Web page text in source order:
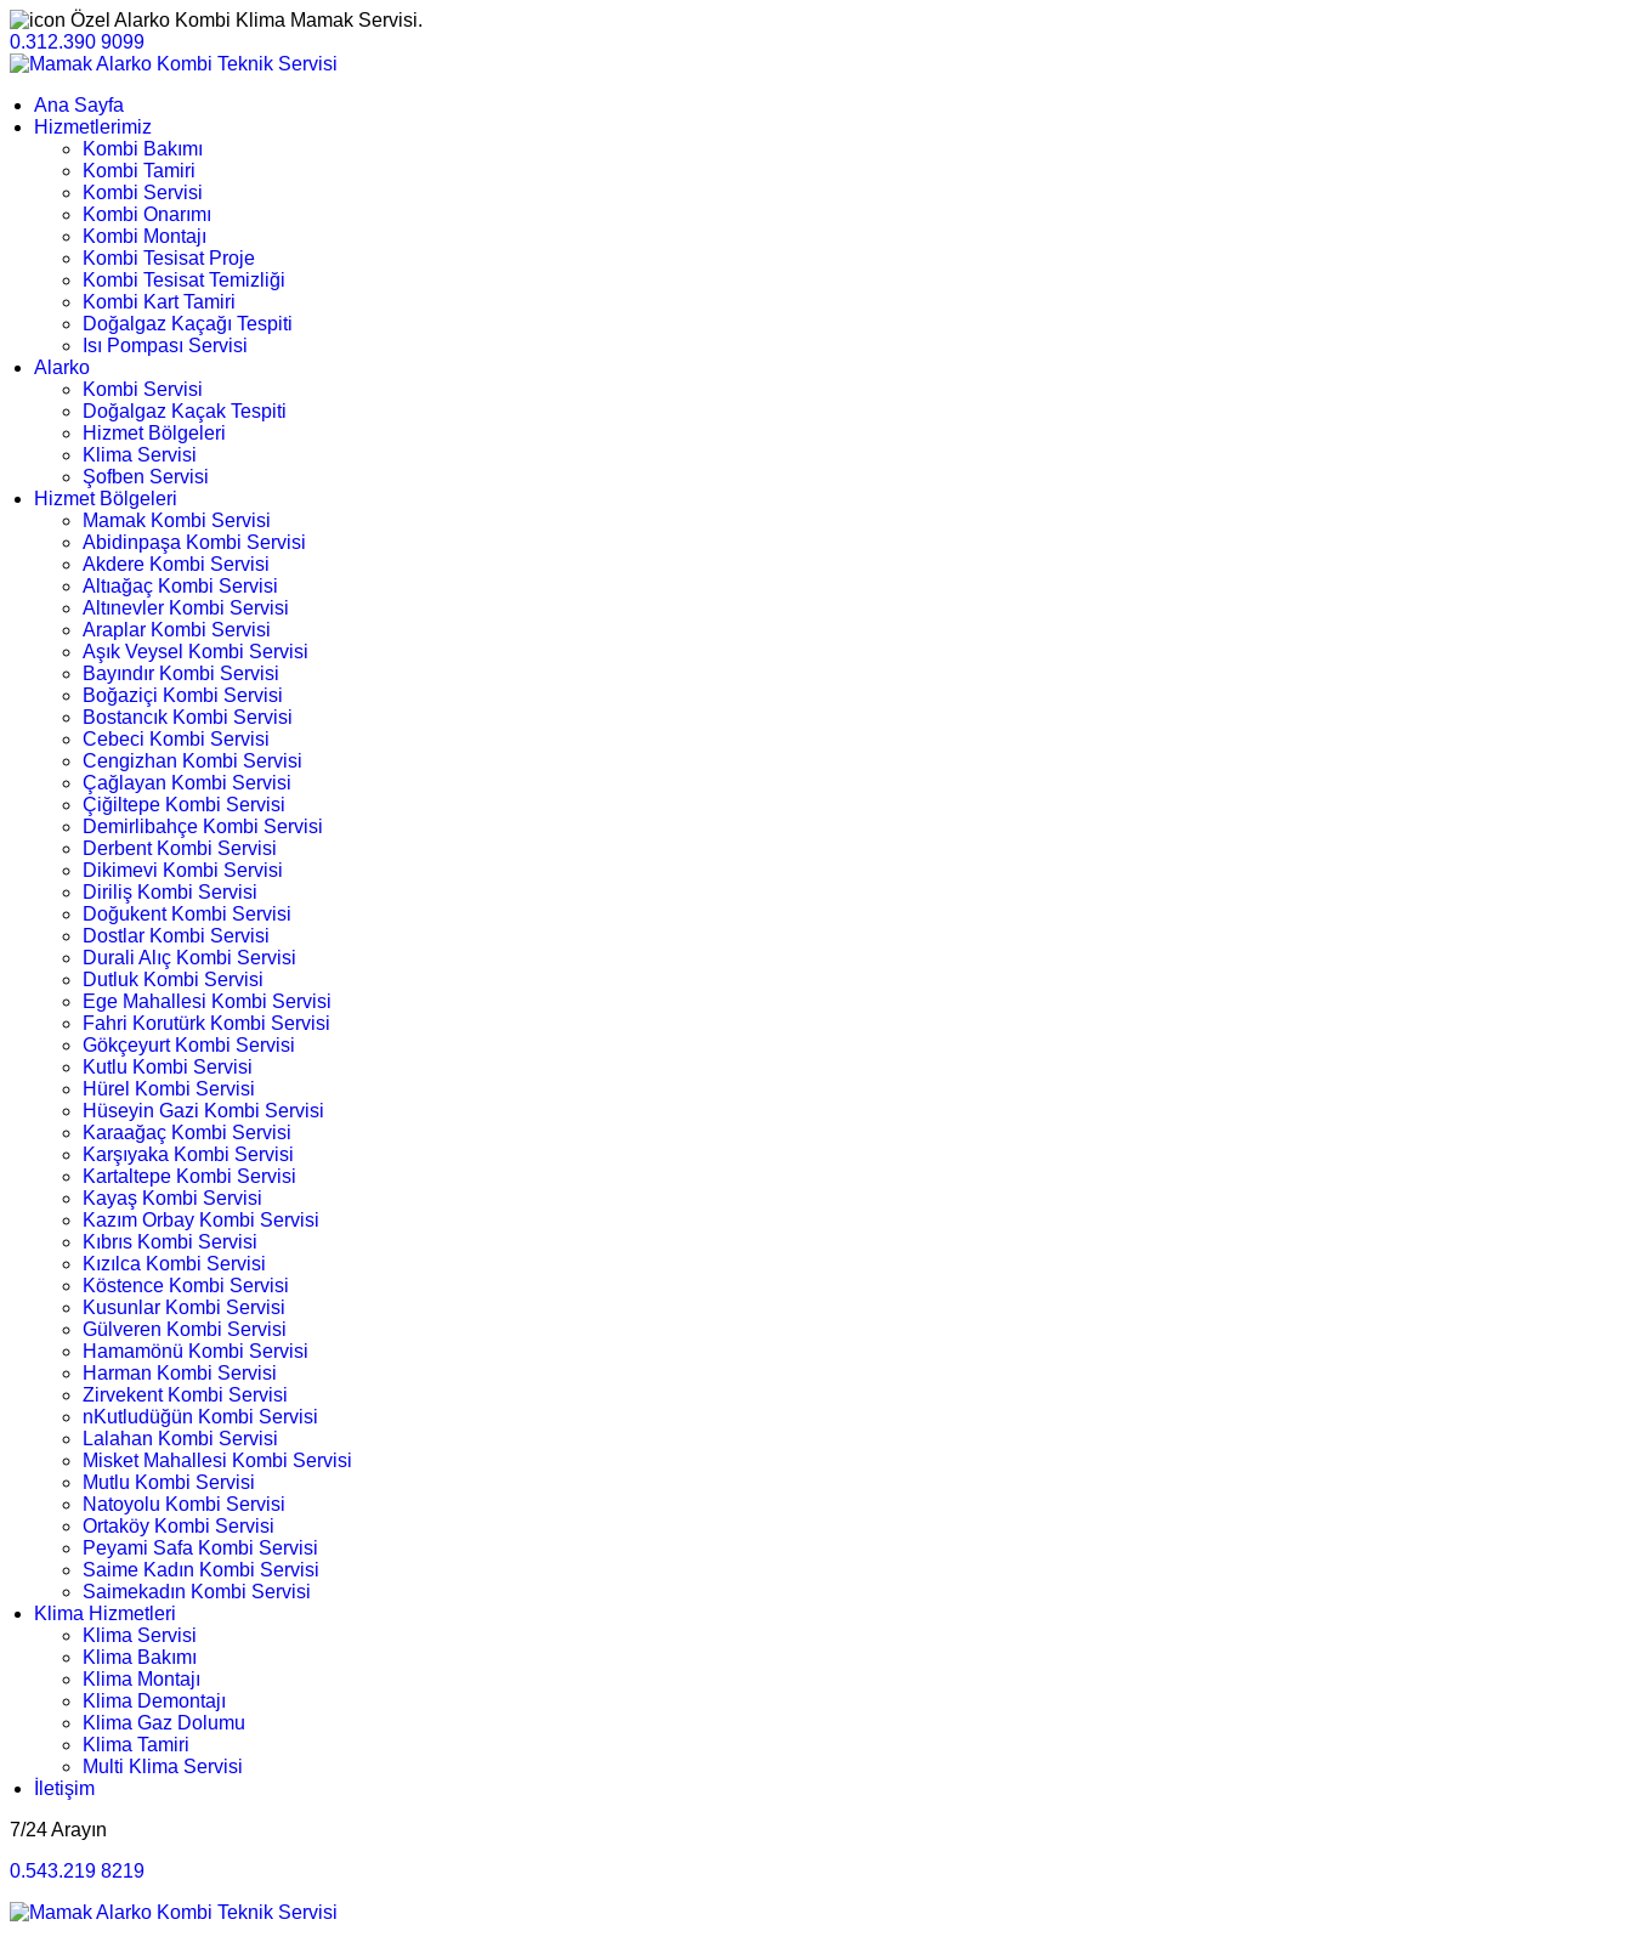
Özel Alarko Kombi Klima Mamak Servisi.
0.312.390 9099
Ana Sayfa
Hizmetlerimiz
Kombi Bakımı
Kombi Tamiri
Kombi Servisi
Kombi Onarımı
Kombi Montajı
Kombi Tesisat Proje
Kombi Tesisat Temizliği
Kombi Kart Tamiri
Doğalgaz Kaçağı Tespiti
Isı Pompası Servisi
Alarko
Kombi Servisi
Doğalgaz Kaçak Tespiti
Hizmet Bölgeleri
Klima Servisi
Şofben Servisi
Hizmet Bölgeleri
Mamak Kombi Servisi
Abidinpaşa Kombi Servisi
Akdere Kombi Servisi
Altıağaç Kombi Servisi
Altınevler Kombi Servisi
Araplar Kombi Servisi
Aşık Veysel Kombi Servisi
Bayındır Kombi Servisi
Boğaziçi Kombi Servisi
Bostancık Kombi Servisi
Cebeci Kombi Servisi
Cengizhan Kombi Servisi
Çağlayan Kombi Servisi
Çiğiltepe Kombi Servisi
Demirlibahçe Kombi Servisi
Derbent Kombi Servisi
Dikimevi Kombi Servisi
Diriliş Kombi Servisi
Doğukent Kombi Servisi
Dostlar Kombi Servisi
Durali Alıç Kombi Servisi
Dutluk Kombi Servisi
Ege Mahallesi Kombi Servisi
Fahri Korutürk Kombi Servisi
Gökçeyurt Kombi Servisi
Kutlu Kombi Servisi
Hürel Kombi Servisi
Hüseyin Gazi Kombi Servisi
Karaağaç Kombi Servisi
Karşıyaka Kombi Servisi
Kartaltepe Kombi Servisi
Kayaş Kombi Servisi
Kazım Orbay Kombi Servisi
Kıbrıs Kombi Servisi
Kızılca Kombi Servisi
Köstence Kombi Servisi
Kusunlar Kombi Servisi
Gülveren Kombi Servisi
Hamamönü Kombi Servisi
Harman Kombi Servisi
Zirvekent Kombi Servisi
nKutludüğün Kombi Servisi
Lalahan Kombi Servisi
Misket Mahallesi Kombi Servisi
Mutlu Kombi Servisi
Natoyolu Kombi Servisi
Ortaköy Kombi Servisi
Peyami Safa Kombi Servisi
Saime Kadın Kombi Servisi
Saimekadın Kombi Servisi
Klima Hizmetleri
Klima Servisi
Klima Bakımı
Klima Montajı
Klima Demontajı
Klima Gaz Dolumu
Klima Tamiri
Multi Klima Servisi
İletişim
7/24 Arayın
0.543.219 8219